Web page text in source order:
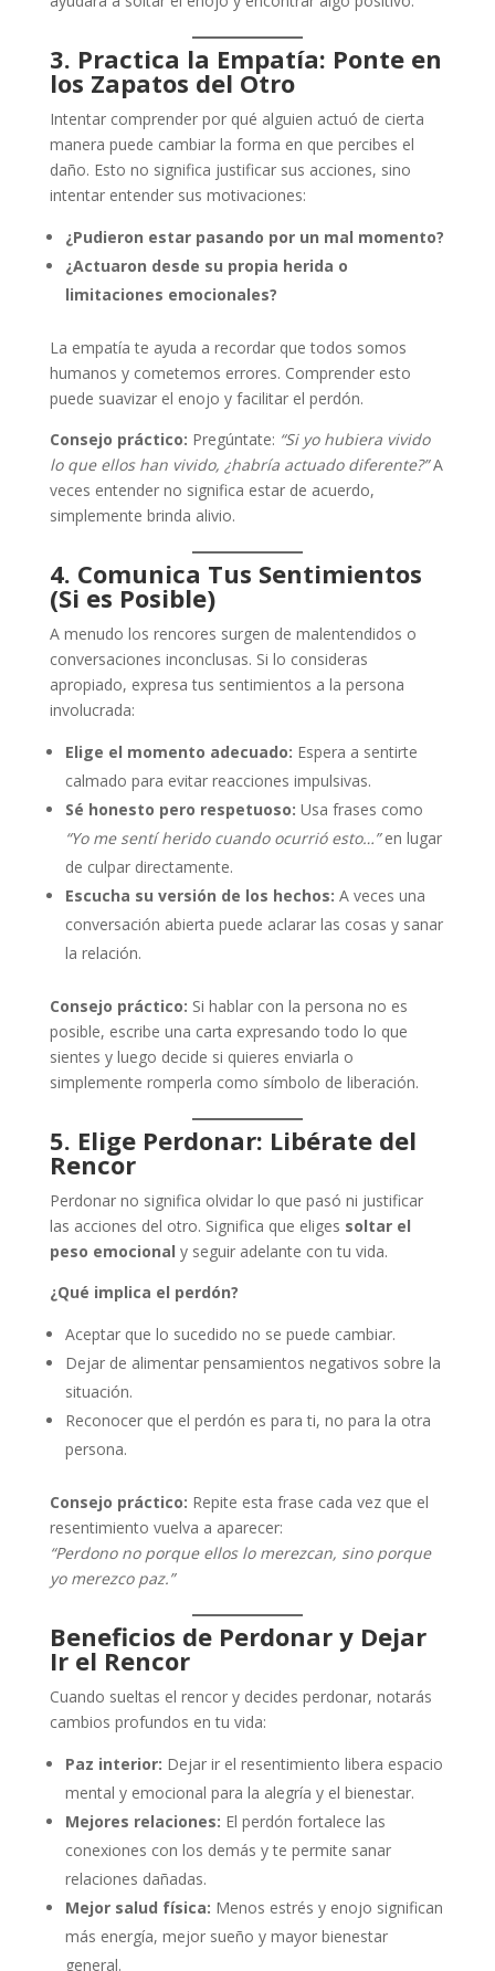
3. Practica la Empatía: Ponte en
los Zapatos del Otro
Intentar comprender por qué alguien actuó de cierta
manera puede cambiar la forma en que percibes el
daño. Esto no significa justificar sus acciones, sino
intentar entender sus motivaciones:
¿Pudieron estar pasando por un mal momento?
¿Actuaron desde su propia herida o
limitaciones emocionales?
La empatía te ayuda a recordar que todos somos
humanos y cometemos errores. Comprender esto
puede suavizar el enojo y facilitar el perdón.
Consejo práctico: Pregúntate: “Si yo hubiera vivido
lo que ellos han vivido, ¿habría actuado diferente?”A
veces entender no significa estar de acuerdo,
simplemente brinda alivio.
4. Comunica Tus Sentimientos
(Si es Posible)
A menudo los rencores surgen de malentendidos o
conversaciones inconclusas. Si lo consideras
apropiado, expresa tus sentimientos a la persona
involucrada:
Elige el momento adecuado: Espera a sentirte
calmado para evitar reacciones impulsivas.
Sé honesto pero respetuoso: Usa frases como
“Yo me sentí herido cuando ocurrió esto…”en lugar
de culpar directamente.
Escucha su versión de los hechos: A veces una
conversación abierta puede aclarar las cosas y sanar
la relación.
Consejo práctico: Si hablar con la persona no es
posible, escribe una carta expresando todo lo que
sientes y luego decide si quieres enviarla o
simplemente romperla como símbolo de liberación.
5. Elige Perdonar: Libérate del
Rencor
Perdonar no significa olvidar lo que pasó ni justificar
las acciones del otro. Significa que eliges soltar el
peso emocional y seguir adelante con tu vida.
¿Qué implica el perdón?
Aceptar que lo sucedido no se puede cambiar.
Dejar de alimentar pensamientos negativos sobre la
situación.
Reconocer que el perdón es para ti, no para la otra
persona.
Consejo práctico: Repite esta frase cada vez que el
resentimiento vuelva a aparecer:
“Perdono no porque ellos lo merezcan, sino porque
yo merezco paz.”
Beneficios de Perdonar y Dejar
Ir el Rencor
Cuando sueltas el rencor y decides perdonar, notarás
cambios profundos en tu vida:
Paz interior: Dejar ir el resentimiento libera espacio
mental y emocional para la alegría y el bienestar.
Mejores relaciones: El perdón fortalece las
conexiones con los demás y te permite sanar
relaciones dañadas.
Mejor salud física: Menos estrés y enojo significan
más energía, mejor sueño y mayor bienestar
general.